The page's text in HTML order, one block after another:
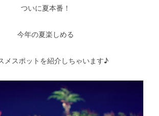
ついに夏本番！
今年の夏楽しめる
メスポットを紹介しちゃいます♪